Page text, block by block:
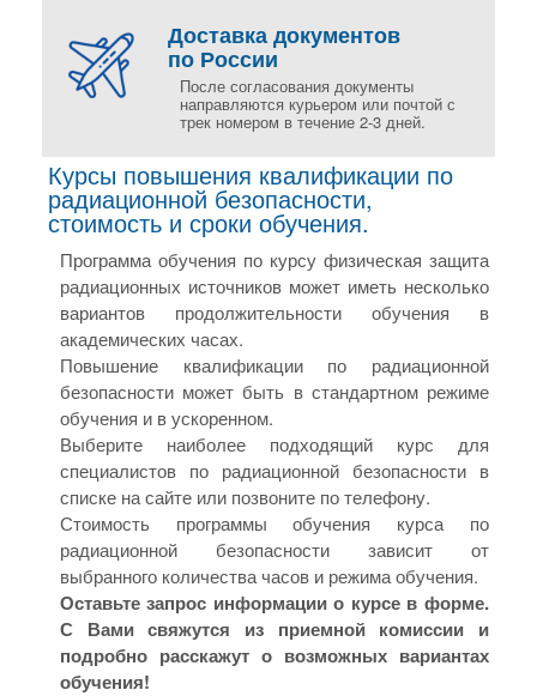
Доставка документов
по России
После согласования документы
направляются курьером или почтой с
трек номером в течение 2-3 дней.
Курсы повышения квалификации по
радиационной безопасности,
стоимость и сроки обучения.
Программа обучения по курсу физическая защита
радиационных источников может иметь несколько
вариантов продолжительности обучения в
академических часах.
Повышение квалификации по радиационной
безопасности может быть в стандартном режиме
обучения и в ускоренном.
Выберите наиболее подходящий курс для
специалистов по радиационной безопасности в
списке на сайте или позвоните по телефону.
Стоимость программы обучения курса по
радиационной безопасности зависит от
выбранного количества часов и режима обучения.
Оставьте запрос информации о курсе в форме.
С Вами свяжутся из приемной комиссии и
подробно расскажут о возможных вариантах
обучения!